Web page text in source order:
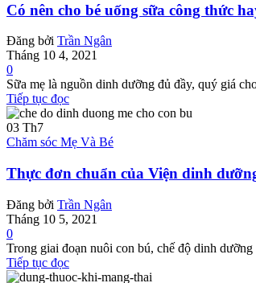
Có nên cho bé uống sữa công thức
Đăng bởi Trần Ngân
Tháng 10 4, 2021
0
Sữa mẹ là nguồn dinh dưỡng đủ đầy, quý giá
Tiếp tục đọc
03 Th7
Chăm sóc Mẹ Và Bé
Thực đơn chuẩn của Viện dinh
Đăng bởi Trần Ngân
Tháng 10 5, 2021
0
Trong giai đoạn nuôi con bú, chế độ dinh
Tiếp tục đọc